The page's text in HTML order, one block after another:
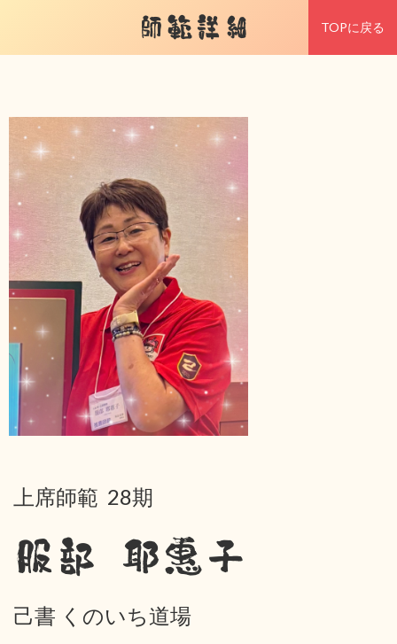
師範詳細 TOPに戻る
上席師範 28期
服部 耶惠子
己書 くのいち道場